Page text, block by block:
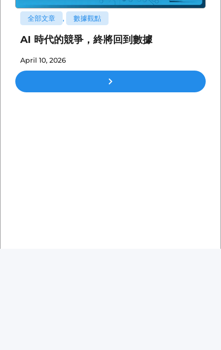
全部文章 , 數據觀點
AI 時代的競爭，終將回到數據
April 10, 2026